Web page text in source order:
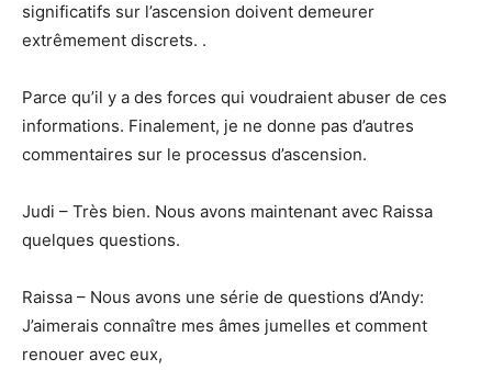
significatifs sur l’ascension doivent demeurer
extrêmement discrets. .
Parce qu’il y a des forces qui voudraient abuser de ces
informations. Finalement, je ne donne pas d’autres
commentaires sur le processus d’ascension.
Judi – Très bien. Nous avons maintenant avec Raissa
quelques questions.
Raissa – Nous avons une série de questions d’Andy:
J’aimerais connaître mes âmes jumelles et comment
renouer avec eux,